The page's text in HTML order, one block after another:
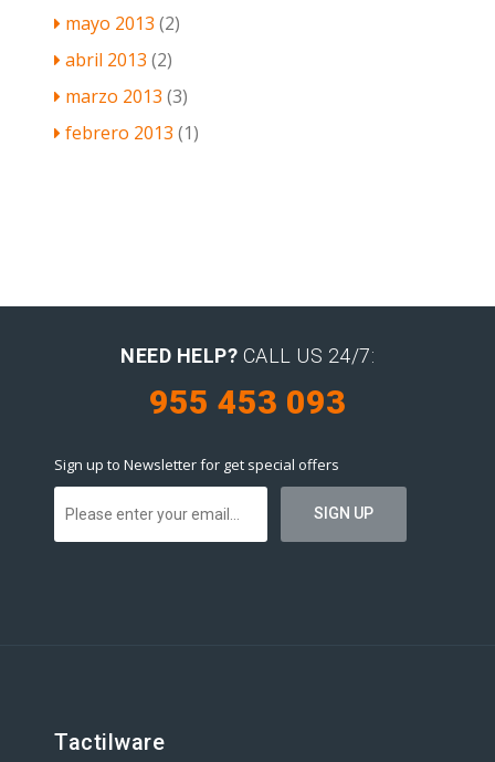
mayo 2013 (2)
abril 2013 (2)
marzo 2013 (3)
febrero 2013 (1)
NEED HELP? CALL US 24/7:
955 453 093
Sign up to Newsletter for get special offers
Tactilware